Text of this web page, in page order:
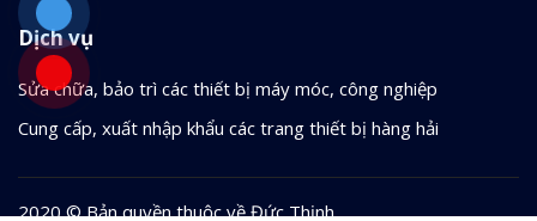
Dịch vụ
Sửa chữa, bảo trì các thiết bị máy móc, công nghiệp
Cung cấp, xuất nhập khẩu các trang thiết bị hàng hải
2020 © Bản quyền thuộc về Đức Thịnh.